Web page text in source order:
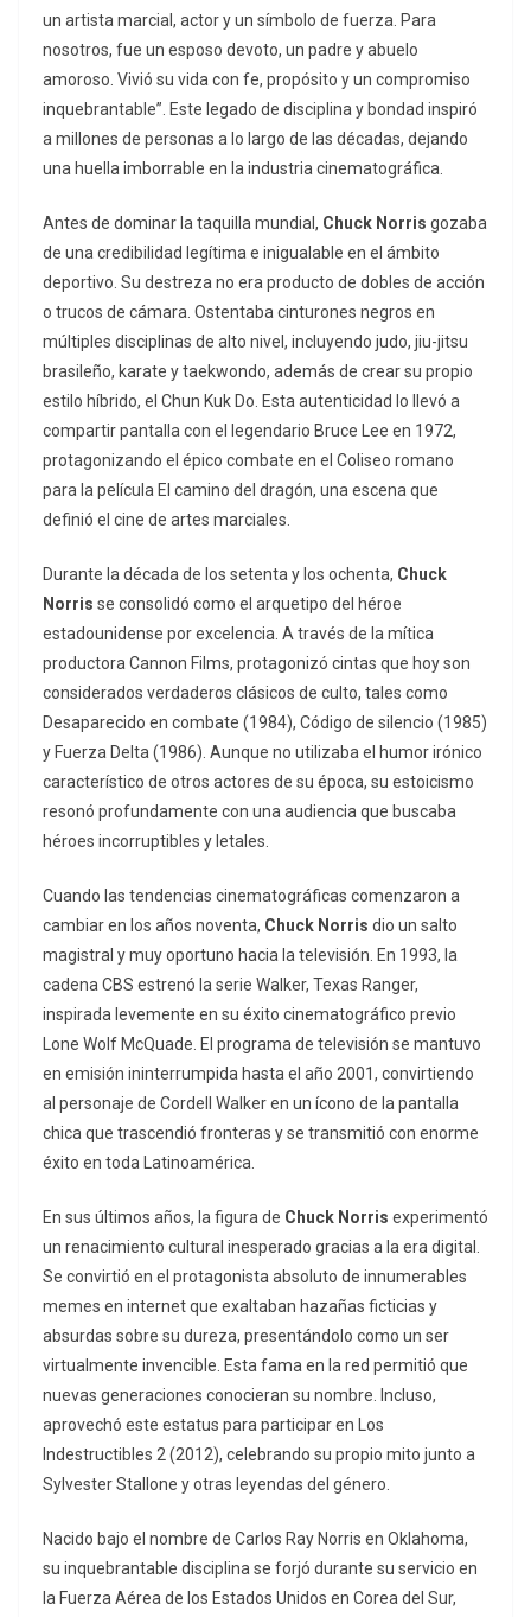
un artista marcial, actor y un símbolo de fuerza. Para
nosotros, fue un esposo devoto, un padre y abuelo
amoroso. Vivió su vida con fe, propósito y un compromiso
inquebrantable”. Este legado de disciplina y bondad inspiró
a millones de personas a lo largo de las décadas, dejando
una huella imborrable en la industria cinematográfica.
Antes de dominar la taquilla mundial, Chuck Norris gozaba
de una credibilidad legítima e inigualable en el ámbito
deportivo. Su destreza no era producto de dobles de acción
o trucos de cámara. Ostentaba cinturones negros en
múltiples disciplinas de alto nivel, incluyendo judo, jiu-jitsu
brasileño, karate y taekwondo, además de crear su propio
estilo híbrido, el Chun Kuk Do. Esta autenticidad lo llevó a
compartir pantalla con el legendario Bruce Lee en 1972,
protagonizando el épico combate en el Coliseo romano
para la película El camino del dragón, una escena que
definió el cine de artes marciales.
Durante la década de los setenta y los ochenta, Chuck
Norris se consolidó como el arquetipo del héroe
estadounidense por excelencia. A través de la mítica
productora Cannon Films, protagonizó cintas que hoy son
considerados verdaderos clásicos de culto, tales como
Desaparecido en combate (1984), Código de silencio (1985)
y Fuerza Delta (1986). Aunque no utilizaba el humor irónico
característico de otros actores de su época, su estoicismo
resonó profundamente con una audiencia que buscaba
héroes incorruptibles y letales.
Cuando las tendencias cinematográficas comenzaron a
cambiar en los años noventa, Chuck Norris dio un salto
magistral y muy oportuno hacia la televisión. En 1993, la
cadena CBS estrenó la serie Walker, Texas Ranger,
inspirada levemente en su éxito cinematográfico previo
Lone Wolf McQuade . El programa de televisión se mantuvo
en emisión ininterrumpida hasta el año 2001, convirtiendo
al personaje de Cordell Walker en un ícono de la pantalla
chica que trascendió fronteras y se transmitió con enorme
éxito en toda Latinoamérica.
En sus últimos años, la figura de Chuck Norris experimentó
un renacimiento cultural inesperado gracias a la era digital.
Se convirtió en el protagonista absoluto de innumerables
memes en internet que exaltaban hazañas ficticias y
absurdas sobre su dureza, presentándolo como un ser
virtualmente invencible. Esta fama en la red permitió que
nuevas generaciones conocieran su nombre. Incluso,
aprovechó este estatus para participar en
Los
Indestructibles 2 (2012), celebrando su propio mito junto a
Sylvester Stallone y otras leyendas del género.
Nacido bajo el nombre de Carlos Ray Norris en Oklahoma,
su inquebrantable disciplina se forjó durante su servicio en
la Fuerza Aérea de los Estados Unidos en Corea del Sur,